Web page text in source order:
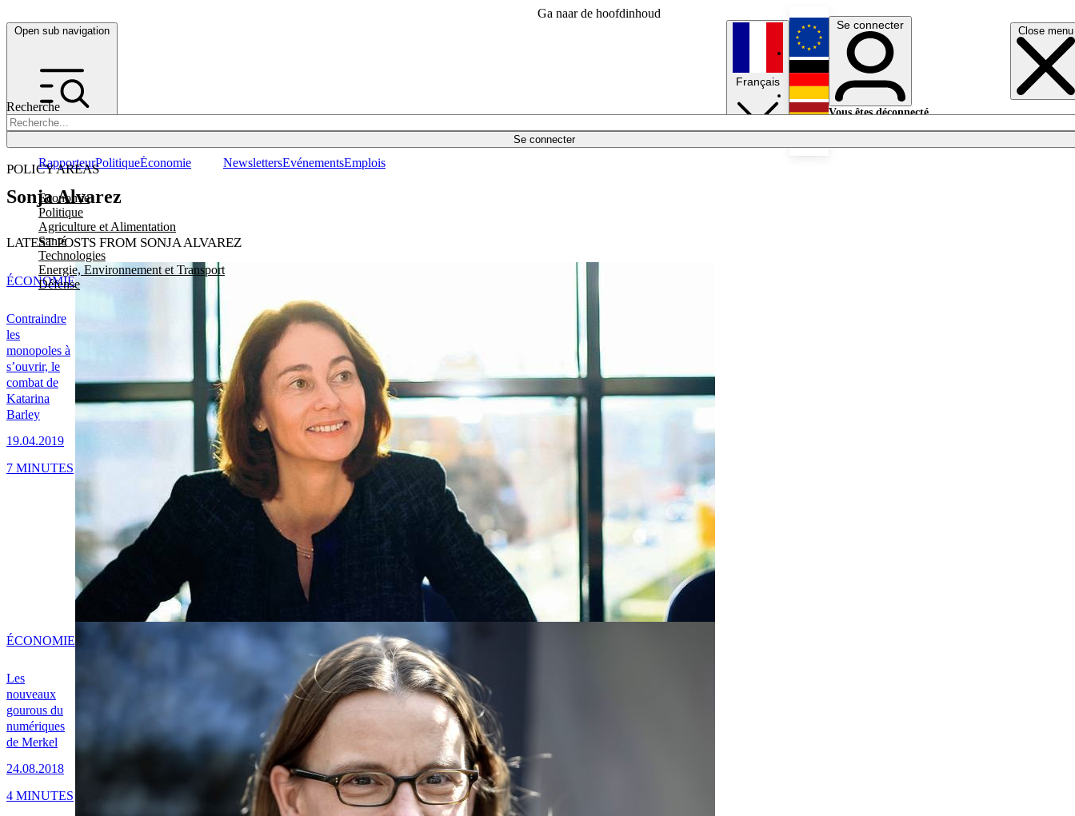
Ga naar de hoofdinhoud
Open sub navigation Close menu
Recherche
Se connecter
POLICY AREAS
Economie
Politique
Agriculture et Alimentation
Santé
Technologies
Energie, Environnement et Transport
Défense
RapporteurPolitiqueÉconomie NewslettersEvénementsEmplois
Français
English
Deutsch
Se connecter
Vous êtes déconnecté.
Sonja Alvarez
LATEST POSTS FROM SONJA ALVAREZ
Contraindre
les
monopoles à
s’ouvrir, le
combat de
Katarina
Barley
19.04.2019
ÉCONOMIE
7 MINUTES
Les
nouveaux
gourous du
numériques
de Merkel
24.08.2018
ÉCONOMIE
4 MINUTES